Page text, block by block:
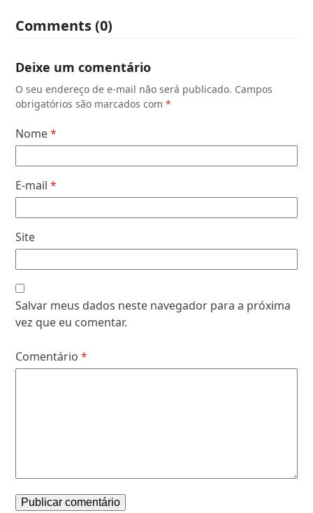
Comments (0)
Deixe um comentário
O seu endereço de e-mail não será publicado. Campos
obrigatórios são marcados com*
Nome*
E-mail*
Site
Salvar meus dados neste navegador para a próxima
vez que eu comentar.
Comentário*